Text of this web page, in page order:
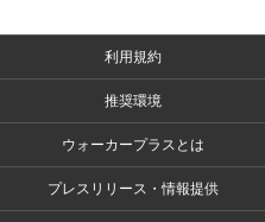
利用規約
推奨環境
ウォーカープラスとは
プレスリリース・情報提供